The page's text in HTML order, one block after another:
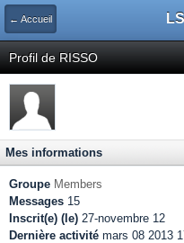
← Accueil
Profil de RISSO
Mes informations
Groupe Members
Messages 15
Inscrit(e) (le) 27-novembre 12
Dernière activité mars 08 2013